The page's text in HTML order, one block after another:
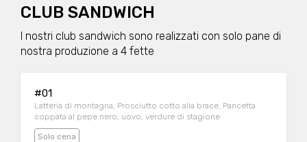
CLUB SANDWICH
I nostri club sandwich sono realizzati con solo pane di
nostra produzione a 4 fette
#01
Latteria di montagna, Prosciutto cotto alla brace, Pancetta
coppata al pepe nero, uovo, verdure di stagione
Solo cena